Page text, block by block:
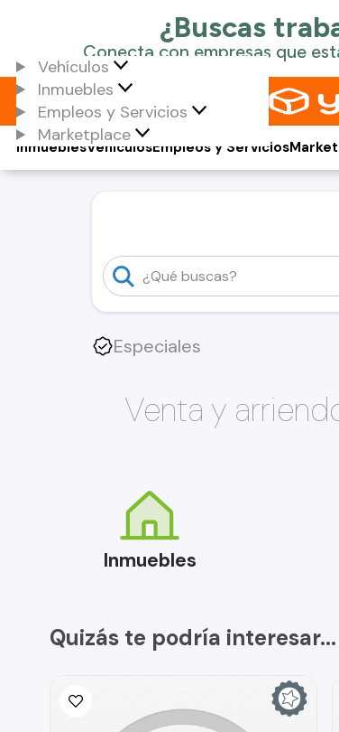
Vehículos
Inmuebles
Empleos y Servicios
Marketplace
Vehículos
Inmuebles Empleos y Servicios
Especiales
Venta y
Inmuebles
Quizás te podría interesar...